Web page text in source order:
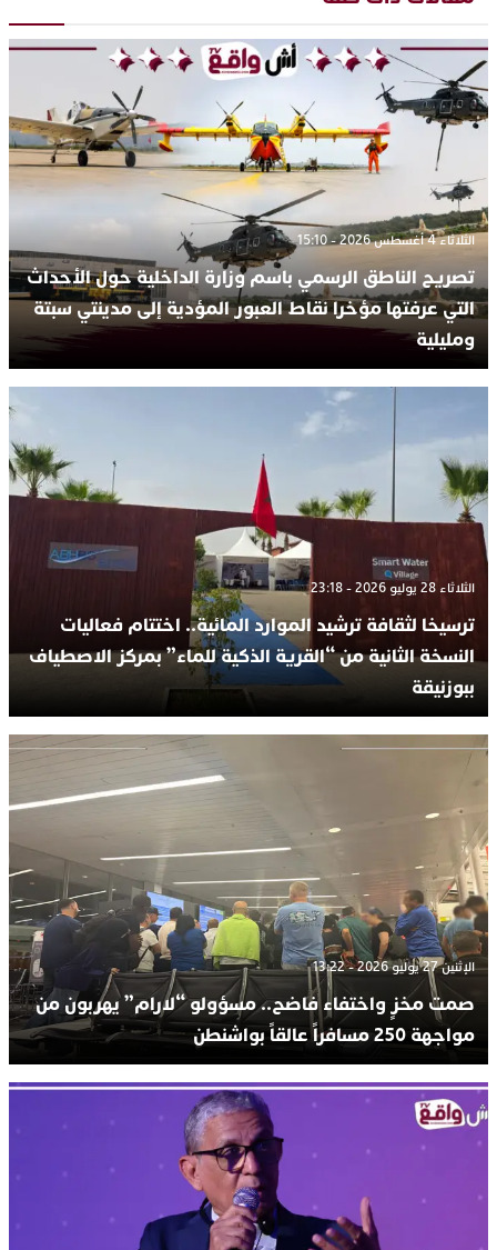
الثلاثاء 4 أغسطس 2026 - 15:10
تصريح الناطق الرسمي باسم وزارة الداخلية حول الأحداث
التي عرفتها مؤخرا نقاط العبور المؤدية إلى مدينتي سبتة
ومليلية
الثلاثاء 28 يوليو 2026 - 23:18
ترسيخا لثقافة ترشيد الموارد المائية.. اختتام فعاليات
النسخة الثانية من “القرية الذكية للماء” بمركز الاصطياف
ببوزنيقة
الإثنين 27 يوليو 2026 - 13:22
صمت مخزٍ واختفاء فاضح.. مسؤولو “لارام” يهربون من
مواجهة 250 مسافراً عالقاً بواشنطن